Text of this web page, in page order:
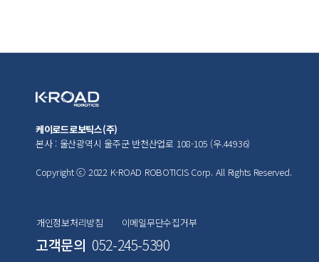
케이로드로보틱스(주)
본사 : 울산광역시 울주군 반천산업로 108-105 (우.44936)
Copyright ⓒ 2022 K-ROAD ROBOTICIS Corp. All Rights Reserved.
개인정보처리방침 이메일무단수집거부
고객문의 052-245-5390